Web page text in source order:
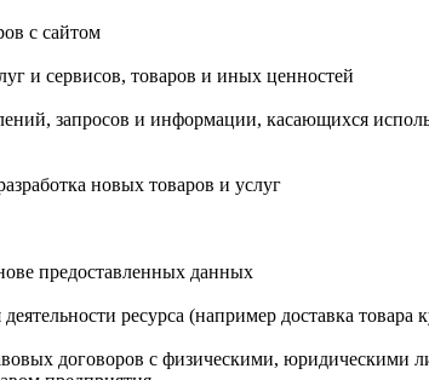
с сайтом
и сервисов, товаров и иных ценностей
запросов и информации, касающихся
новых товаров и услуг
предоставленных данных
ресурса (например доставка
договоров с физическими,